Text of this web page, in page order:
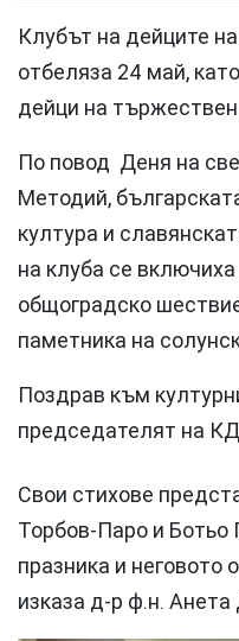
Клубът на дейците
отбеляза 24 май,
дейци на тържествен
По повод Деня на
Методий,
култура и
на клуба се
общоградско
паметника на
Поздрав към
председателят на
Свои стихове
Торбов-Паро и Ботьо
празника и неговото
изказа д-р ф.н. Анета